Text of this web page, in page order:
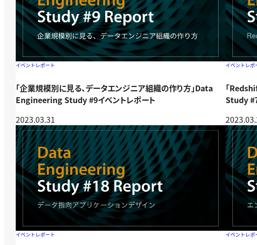
イベントレポート
「企業規模別に見る、データエンジニア組織の作り方」Data
Engineering Study #9イベントレポート
2023.03.31
イベントレポ
「
Study
イベントレポート イベントレポ